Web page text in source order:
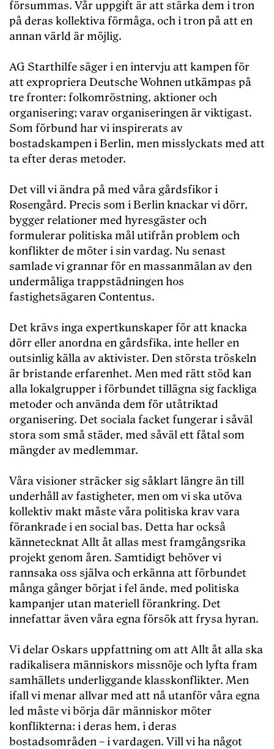
försummas. Vår uppgift är att stärka dem i tron
på deras kollektiva förmåga, och i tron på att en
annan värld är möjlig.
AG Starthilfe säger i en intervju att kampen för
att expropriera Deutsche Wohnen utkämpas på
tre fronter: folkomröstning, aktioner och
organisering; varav organiseringen är viktigast.
Som förbund har vi inspirerats av
bostadskampen i Berlin, men misslyckats med att
ta efter deras metoder.
Det vill vi ändra på med våra gårdsfikor i
Rosengård. Precis som i Berlin knackar vi dörr,
bygger relationer med hyresgäster och
formulerar politiska mål utifrån problem och
konflikter de möter i sin vardag. Nu senast
samlade vi grannar för en massanmälan av den
undermåliga trappstädningen hos
fastighetsägaren Contentus.
Det krävs inga expertkunskaper för att knacka
dörr eller anordna en gårdsfika, inte heller en
outsinlig källa av aktivister. Den största tröskeln
är bristande erfarenhet. Men med rätt stöd kan
alla lokalgrupper i förbundet tillägna sig fackliga
metoder och använda dem för utåtriktad
organisering. Det sociala facket fungerar i såväl
stora som små städer, med såväl ett fåtal som
mängder av medlemmar.
Våra visioner sträcker sig såklart längre än till
underhåll av fastigheter, men om vi ska utöva
kollektiv makt måste våra politiska krav vara
förankrade i en social bas. Detta har också
kännetecknat Allt åt allas mest framgångsrika
projekt genom åren. Samtidigt behöver vi
rannsaka oss själva och erkänna att förbundet
många gånger börjat i fel ände, med politiska
kampanjer utan materiell förankring. Det
innefattar även våra egna försök att frysa hyran.
Vi delar Oskars uppfattning om att Allt åt alla ska
radikalisera människors missnöje och lyfta fram
samhällets underliggande klasskonflikter. Men
ifall vi menar allvar med att nå utanför våra egna
led måste vi börja där människor möter
konflikterna: i deras hem, i deras
bostadsområden – i vardagen. Vill vi ha något